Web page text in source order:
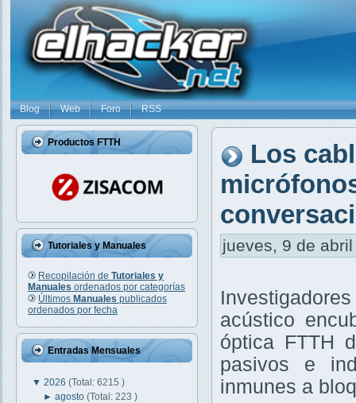
Blog Web Foro RSS
Productos FTTH
Tutoriales y Manuales
Recopilación de Tutoriales y
Manuales ordenados por categorías
Últimos Manuales publicados
ordenados por fecha
Entradas Mensuales
▼ 2026 (Total: 6215 )
►agosto(Total: 223 )
Los
jueves, 9 de
acústico
óptica FTTH
pasivos e
inmunes a